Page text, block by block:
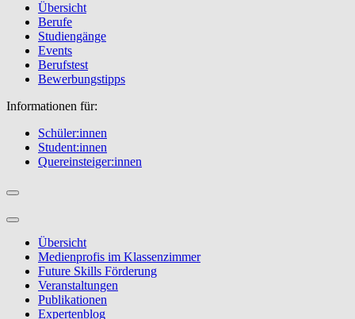
Übersicht
Berufe
Studiengänge
Events
Berufstest
Bewerbungstipps
Informationen für:
Schüler:innen
Student:innen
Quereinsteiger:innen
Übersicht
Medienprofis im Klassenzimmer
Future Skills Förderung
Veranstaltungen
Publikationen
Expertenblog